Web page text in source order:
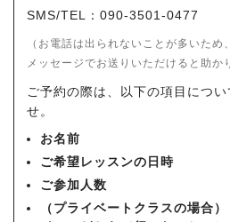
SMS/TEL：090-3501-0477
（お電話は出られないことが多いた
メッセージでお送りいただけると助か
ご予約の際は、以下の項目につ
せ。
お名前
ご希望レッスンの日時
ご参加人数
（プライベートクラスの場合